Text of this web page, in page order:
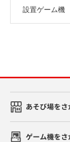
設置ゲーム機
あそび場をさ
ゲーム機をさ